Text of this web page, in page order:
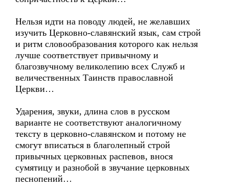
Нельзя идти на поводу людей, не желавших
изучить Церковно-славянский язык, сам строй
и ритм словообразования которого как нельзя
лучше соответствует привычному и
благозвучному великолепию всех Служб и
величественных Таинств православной
Церкви…
Ударения, звуки, длина слов в русском
варианте не соответствуют аналогичному
тексту в церковно-славянском и потому не
смогут вписаться в благолепный строй
привычных церковных распевов, внося
сумятицу и разнобой в звучание церковных
песнопений…